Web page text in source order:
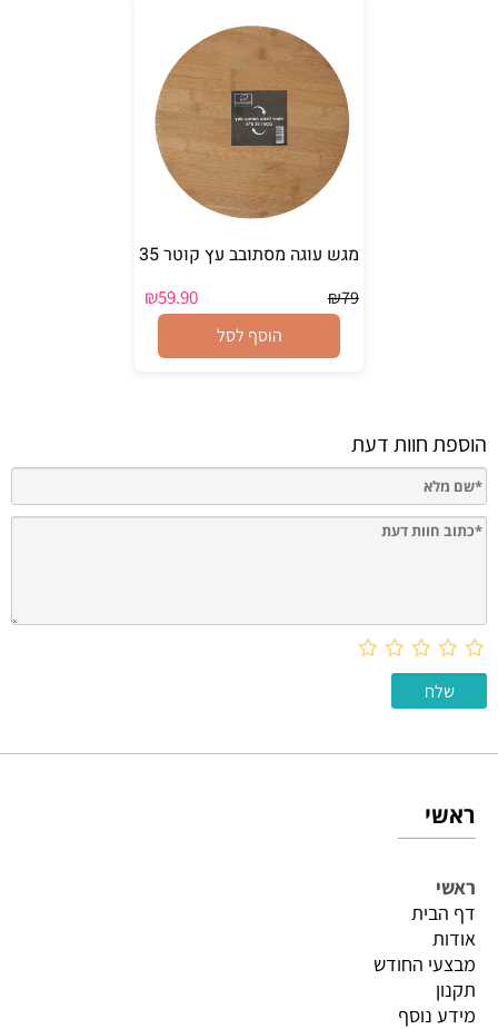
מגש עוגה מסתובב עץ קוטר 35
₪79
₪59.90
הוסף לסל
הוספת חוות דעת
ראשי
ראשי
דף הבית
אודות
מבצעי החודש
תקנון
מידע נוסף